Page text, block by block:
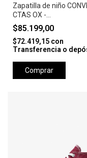
Zapatilla de niño
CTAS OX -
NAVY/BLACK/WHITE
$85.199,00
$72.419,15 con
Transferencia o
Comprar